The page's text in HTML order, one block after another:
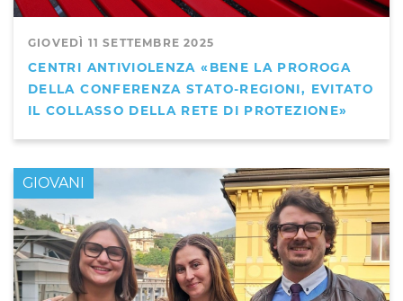
GIOVEDÌ 11 SETTEMBRE 2025
CENTRI ANTIVIOLENZA «BENE LA PROROGA
DELLA CONFERENZA STATO-REGIONI, EVITATO
IL COLLASSO DELLA RETE DI PROTEZIONE»
GIOVANI